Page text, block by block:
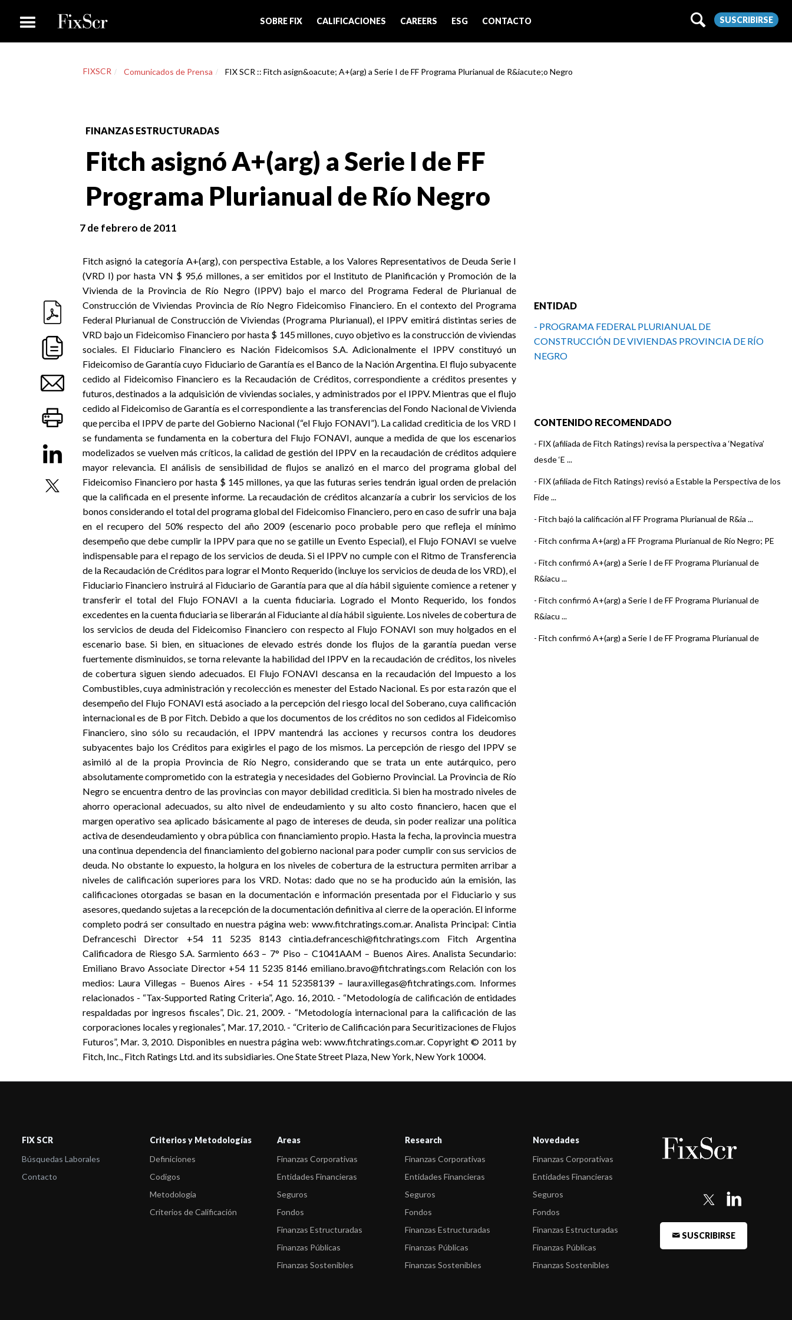
SOBRE FIX CALIFICACIONES CAREERS ESG CONTACTO SUSCRIBIRSE
FIXSCR Comunicados de Prensa FIX SCR :: Fitch asign&oacute; A+(arg) a Serie I de FF Programa Plurianual de R&iacute;o Negro
FINANZAS ESTRUCTURADAS
Fitch asignó A+(arg) a Serie I de FF
Programa Plurianual de Río Negro
7 de febrero de 2011
Fitch asignó la categoría A+(arg), con perspectiva Estable, a los Valores Representativos de Deuda Serie I
(VRD I) por hasta VN $ 95,6 millones, a ser emitidos por el Instituto de Planificación y Promoción de la
Vivienda de la Provincia de Río Negro (IPPV) bajo el marco del Programa Federal de Plurianual de
Construcción de Viviendas Provincia de Río Negro Fideicomiso Financiero. En el contexto del Programa
Federal Plurianual de Construcción de Viviendas (Programa Plurianual), el IPPV emitirá distintas series de
VRD bajo un Fideicomiso Financiero por hasta $ 145 millones, cuyo objetivo es la construcción de viviendas
sociales. El Fiduciario Financiero es Nación Fideicomisos S.A. Adicionalmente el IPPV constituyó un
Fideicomiso de Garantía cuyo Fiduciario de Garantía es el Banco de la Nación Argentina. El flujo subyacente
cedido al Fideicomiso Financiero es la Recaudación de Créditos, correspondiente a créditos presentes y
futuros, destinados a la adquisición de viviendas sociales, y administrados por el IPPV. Mientras que el flujo
cedido al Fideicomiso de Garantía es el correspondiente a las transferencias del Fondo Nacional de Vivienda
que perciba el IPPV de parte del Gobierno Nacional (“el Flujo FONAVI”). La calidad crediticia de los VRD I
se fundamenta se fundamenta en la cobertura del Flujo FONAVI, aunque a medida de que los escenarios
modelizados se vuelven más críticos, la calidad de gestión del IPPV en la recaudación de créditos adquiere
mayor relevancia. El análisis de sensibilidad de flujos se analizó en el marco del programa global del
Fideicomiso Financiero por hasta $ 145 millones, ya que las futuras series tendrán igual orden de prelación
que la calificada en el presente informe. La recaudación de créditos alcanzaría a cubrir los servicios de los
bonos considerando el total del programa global del Fideicomiso Financiero, pero en caso de sufrir una baja
en el recupero del 50% respecto del año 2009 (escenario poco probable pero que refleja el mínimo
desempeño que debe cumplir la IPPV para que no se gatille un Evento Especial), el Flujo FONAVI se vuelve
indispensable para el repago de los servicios de deuda. Si el IPPV no cumple con el Ritmo de Transferencia
de la Recaudación de Créditos para lograr el Monto Requerido (incluye los servicios de deuda de los VRD), el
Fiduciario Financiero instruirá al Fiduciario de Garantía para que al día hábil siguiente comience a retener y
transferir el total del Flujo FONAVI a la cuenta fiduciaria. Logrado el Monto Requerido, los fondos
excedentes en la cuenta fiduciaria se liberarán al Fiduciante al día hábil siguiente. Los niveles de cobertura de
los servicios de deuda del Fideicomiso Financiero con respecto al Flujo FONAVI son muy holgados en el
escenario base. Si bien, en situaciones de elevado estrés donde los flujos de la garantía puedan verse
fuertemente disminuidos, se torna relevante la habilidad del IPPV en la recaudación de créditos, los niveles
de cobertura siguen siendo adecuados. El Flujo FONAVI descansa en la recaudación del Impuesto a los
Combustibles, cuya administración y recolección es menester del Estado Nacional. Es por esta razón que el
desempeño del Flujo FONAVI está asociado a la percepción del riesgo local del Soberano, cuya calificación
internacional es de B por Fitch. Debido a que los documentos de los créditos no son cedidos al Fideicomiso
Financiero, sino sólo su recaudación, el IPPV mantendrá las acciones y recursos contra los deudores
subyacentes bajo los Créditos para exigirles el pago de los mismos. La percepción de riesgo del IPPV se
asimiló al de la propia Provincia de Río Negro, considerando que se trata un ente autárquico, pero
absolutamente comprometido con la estrategia y necesidades del Gobierno Provincial. La Provincia de Río
Negro se encuentra dentro de las provincias con mayor debilidad crediticia. Si bien ha mostrado niveles de
ahorro operacional adecuados, su alto nivel de endeudamiento y su alto costo financiero, hacen que el
margen operativo sea aplicado básicamente al pago de intereses de deuda, sin poder realizar una política
activa de desendeudamiento y obra pública con financiamiento propio. Hasta la fecha, la provincia muestra
una continua dependencia del financiamiento del gobierno nacional para poder cumplir con sus servicios de
deuda. No obstante lo expuesto, la holgura en los niveles de cobertura de la estructura permiten arribar a
niveles de calificación superiores para los VRD. Notas: dado que no se ha producido aún la emisión, las
calificaciones otorgadas se basan en la documentación e información presentada por el Fiduciario y sus
asesores, quedando sujetas a la recepción de la documentación definitiva al cierre de la operación. El informe
completo podrá ser consultado en nuestra página web: www.fitchratings.com.ar. Analista Principal: Cintia
Defranceschi Director +54 11 5235 8143 cintia.defranceschi@fitchratings.com Fitch Argentina
Calificadora de Riesgo S.A. Sarmiento 663 – 7° Piso – C1041AAM – Buenos Aires. Analista Secundario:
Emiliano Bravo Associate Director +54 11 5235 8146 emiliano.bravo@fitchratings.com Relación con los
medios: Laura Villegas – Buenos Aires - +54 11 52358139 – laura.villegas@fitchratings.com. Informes
relacionados - “Tax-Supported Rating Criteria”, Ago. 16, 2010. - “Metodología de calificación de entidades
respaldadas por ingresos fiscales”, Dic. 21, 2009. - “Metodología internacional para la calificación de las
corporaciones locales y regionales”, Mar. 17, 2010. - “Criterio de Calificación para Securitizaciones de Flujos
Futuros”, Mar. 3, 2010. Disponibles en nuestra página web: www.fitchratings.com.ar. Copyright © 2011 by
Fitch, Inc., Fitch Ratings Ltd. and its subsidiaries. One State Street Plaza, New York, New York 10004.
ENTIDAD
- PROGRAMA FEDERAL PLURIANUAL DE
CONSTRUCCIÓN DE VIVIENDAS PROVINCIA DE RÍO
NEGRO
CONTENIDO RECOMENDADO
- FIX (afiliada de Fitch Ratings) revisa la perspectiva a ‘Negativa’
desde ‘E ...
- FIX (afiliada de Fitch Ratings) revisó a Estable la Perspectiva de los
Fide ...
- Fitch bajó la calificación al FF Programa Plurianual de R&ia ...
- Fitch confirma A+(arg) a FF Programa Plurianual de Río Negro; PE
- Fitch confirmó A+(arg) a Serie I de FF Programa Plurianual de
R&iacu ...
- Fitch confirmó A+(arg) a Serie I de FF Programa Plurianual de
R&iacu ...
- Fitch confirmó A+(arg) a Serie I de FF Programa Plurianual de
FIX SCR
Búsquedas Laborales
Contacto
Criterios y Metodologías
Definiciones
Codigos
Metodología
Criterios de Calificación
Areas
Finanzas Corporativas
Entidades Financieras
Seguros
Fondos
Finanzas Estructuradas
Finanzas Públicas
Finanzas Sostenibles
Research
Finanzas Corporativas
Entidades Financieras
Seguros
Fondos
Finanzas Estructuradas
Finanzas Públicas
Finanzas Sostenibles
Novedades
Finanzas Corporativas
Entidades Financieras
Seguros
Fondos
Finanzas Estructuradas
Finanzas Públicas
Finanzas Sostenibles
SUSCRIBIRSE